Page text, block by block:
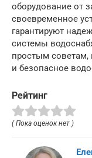
оборудование от
своевременное
гарантируют
системы
простым советам,
и безопасное
Рейтинг
( Пока оценок нет )